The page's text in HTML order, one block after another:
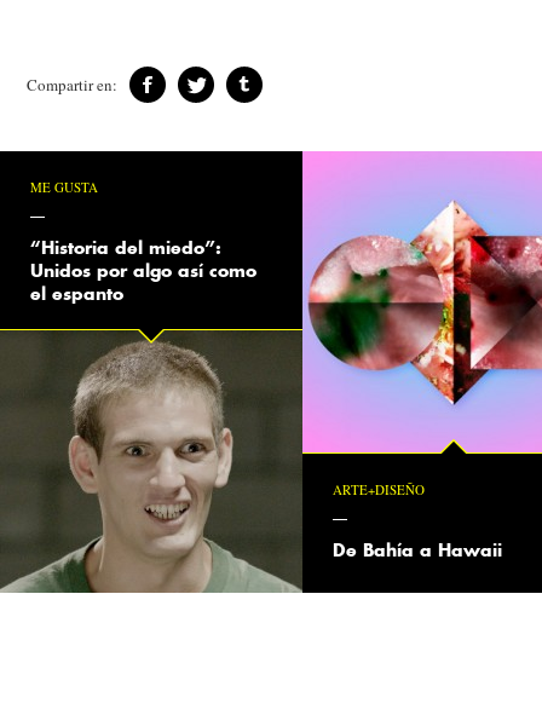
Compartir en:
ME GUSTA
“Historia del miedo”:
Unidos por algo así como
el espanto
ARTE+DISEÑO
De Bahía a Hawaii